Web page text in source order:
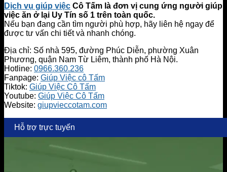
Dịch vụ giúp việc Cô Tấm là đơn vị cung ứng người giúp
việc ăn ở lại Uy Tín số 1 trên toàn quốc.
Nếu bạn đang cần tìm người phù hợp, hãy liên hệ ngay để
được tư vấn chi tiết và nhanh chóng.
Địa chỉ: Số nhà 595, đường Phúc Diễn, phường Xuân
Phương, quận Nam Từ Liêm, thành phố Hà Nội.
Hotline: 0966.360.236
Fanpage: Giúp Việc cô Tấm
Tiktok: Giúp Việc Cô Tấm
Youtube: Giúp Việc Cô Tấm
Website: giupvieccotam.com
Hỗ trợ trực tuyến